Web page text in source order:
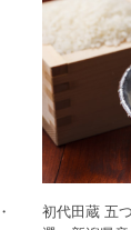
初代田蔵 五